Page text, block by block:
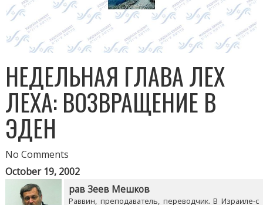
НЕДЕЛЬНАЯ ГЛАВА ЛЕХ
ЛЕХА: ВОЗВРАЩЕНИЕ В
ЭДЕН
No Comments
October 19, 2002
рав Зеев Мешков
Раввин, преподаватель, переводчик. В Израиле-с